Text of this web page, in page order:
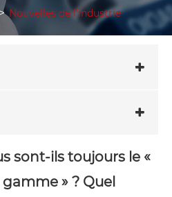
Nouvelles de l'industrie
sont-ils toujours le «
» ? Quel